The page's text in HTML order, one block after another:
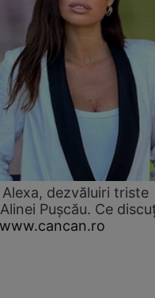
dezvăluiri triste
Pușcău. Ce
www.cancan.ro